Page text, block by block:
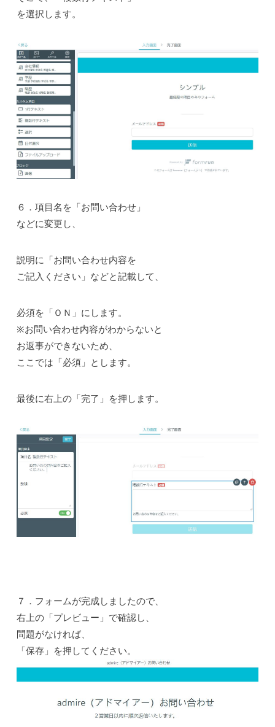
を選択します。
６．項目名を「お問い合わせ」
などに変更し、
説明に「お問い合わせ内容を
ご記入ください」などと記載して、
必須を「ＯＮ」にします。
※お問い合わせ内容がわからないと
お返事ができないため、
ここでは「必須」とします。
最後に右上の「完了」を押します。
７．フォームが完成しましたので、
右上の「プレビュー」で確認し、
問題がなければ、
「保存」を押してください。